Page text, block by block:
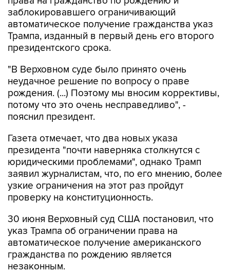
заблокировавшего ограничивающий
автоматическое получение гражданства указ
Трампа, изданный в первый день его второго
президентского срока.
"В Верховном суде было принято очень
неудачное решение по вопросу о праве
рождения. (...) Поэтому мы вносим коррективы,
потому что это очень несправедливо", -
пояснил президент.
Газета отмечает, что два новых указа
президента "почти наверняка столкнутся с
юридическими проблемами", однако Трамп
заявил журналистам, что, по его мнению, более
узкие ограничения на этот раз пройдут
проверку на конституционность.
30 июня Верховный суд США постановил, что
указ Трампа об ограничении права на
автоматическое получение американского
гражданства по рождению является
незаконным.